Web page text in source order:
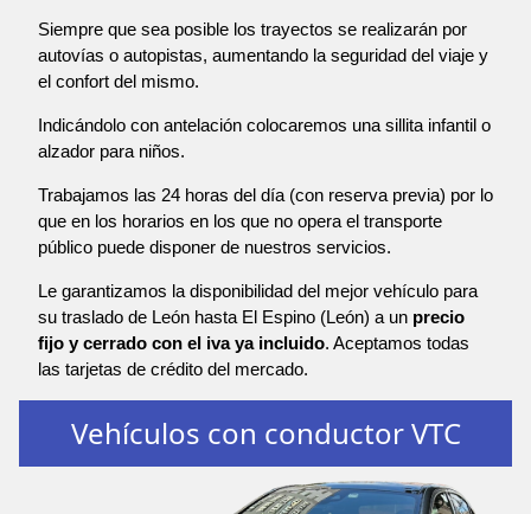
Siempre que sea posible los trayectos se realizarán por
autovías o autopistas, aumentando la seguridad del viaje y
el confort del mismo.
Indicándolo con antelación colocaremos una sillita infantil o
alzador para niños.
Trabajamos las 24 horas del día (con reserva previa) por lo
que en los horarios en los que no opera el transporte
público puede disponer de nuestros servicios.
Le garantizamos la disponibilidad del mejor vehículo para
su traslado de León hasta El Espino (León) a un precio
fijo y cerrado con el iva ya incluido. Aceptamos todas
las tarjetas de crédito del mercado.
Vehículos con conductor VTC